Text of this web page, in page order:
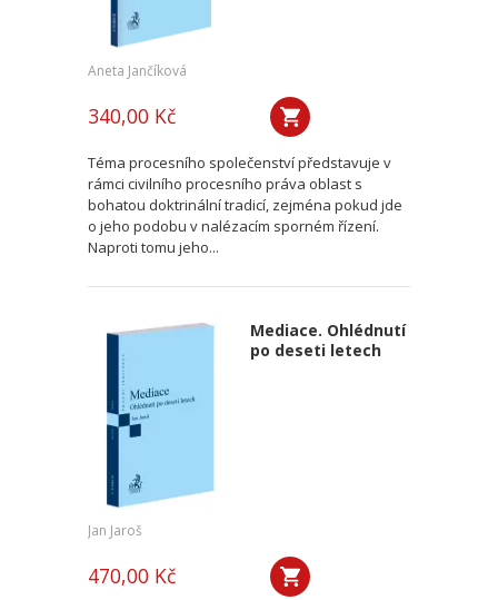
Aneta Jančíková
340,00 Kč
Téma procesního společenství představuje v
rámci civilního procesního práva oblast s
bohatou doktrinální tradicí, zejména pokud jde
o jeho podobu v nalézacím sporném řízení.
Naproti tomu jeho...
Mediace. Ohlédnutí
po deseti letech
Jan Jaroš
470,00 Kč